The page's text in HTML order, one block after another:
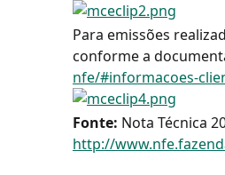
Para emissões
conforme a
nfe/#informacoes-
Fonte: Nota Técnica
http://